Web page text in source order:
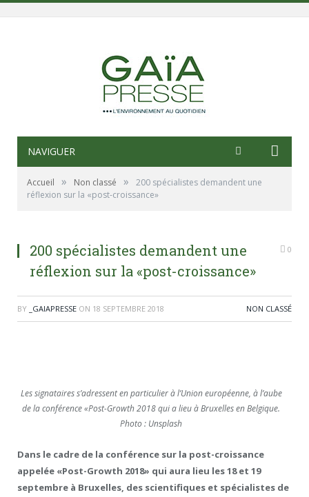
NAVIGUER
Accueil » Non classé »
200 spécialistes demandent une
réflexion sur la «post-croissance»
200 spécialistes demandent une
réflexion sur la «post-croissance»
0
BY _GAIAPRESSE ON 18 SEPTEMBRE 2018 NON CLASSÉ
Les signataires s’adressent en particulier à l’Union européenne, à l’aube
de la conférence «Post-Growth 2018 qui a lieu à Bruxelles en Belgique.
Photo : Unsplash
Dans le cadre de la conférence sur la post-croissance
appelée «Post-Growth 2018» qui aura lieu les 18 et 19
septembre à Bruxelles, des scientifiques et spécialistes de